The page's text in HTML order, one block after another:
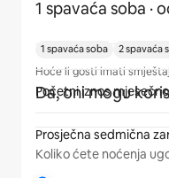
1 spavaća soba ·
Hoće li gosti imati
Da, oni mogu
Koliko ćete noćenja
1 spavaća soba 2 spavaća
Početni iznos
Prosječna sedmična